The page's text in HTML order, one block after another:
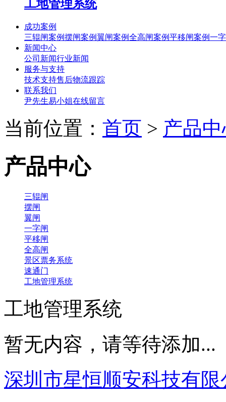
工地管理系统
成功案例
三辊闸案例摆闸案例 翼闸案例全高闸案例平移闸案例一
新闻中心
公司新闻行业新闻
服务与支持
技术支持售后物流跟踪
联系我们
尹先生易小姐在线留言
当前位置： 首页 > 产品
产品中心
三辊闸
摆闸
翼闸
一字闸
平移闸
全高闸
景区票务系统
速通门
工地管理系统
工地管理系统
暂无内容，请等待添加...
深圳市星恒顺安科技有